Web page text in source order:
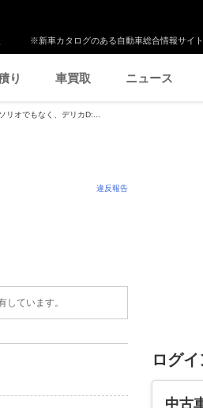
※新車カタログのある自動車総合情報サイ
り 車買取 ニュース
リオでもなく、デリカD:...
違反報告
しています。
ログイ
中古